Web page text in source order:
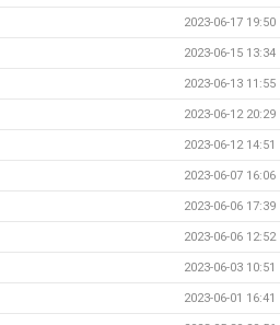
2023-06-17 19:50
2023-06-15 13:34
2023-06-13 11:55
2023-06-12 20:29
2023-06-12 14:51
2023-06-07 16:06
2023-06-06 17:39
2023-06-06 12:52
2023-06-03 10:51
2023-06-01 16:41